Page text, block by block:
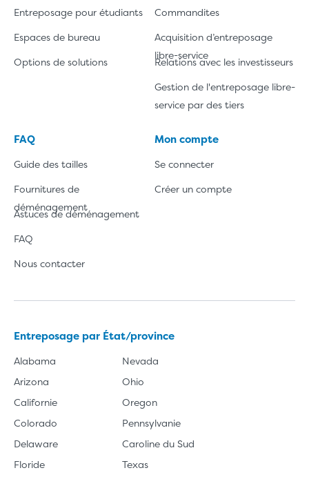
Entreposage pour étudiants
Espaces de bureau
Options de solutions
Commandites
Acquisition d’entreposage
libre-service
Relations avec les investisseurs
Gestion de l'entreposage libre-
service par des tiers
FAQ
Guide des tailles
Fournitures de
déménagement
Astuces de déménagement
FAQ
Nous contacter
Mon compte
Se connecter
Créer un compte
Entreposage par État/province
Alabama
Arizona
Californie
Colorado
Delaware
Floride
Nevada
Ohio
Oregon
Pennsylvanie
Caroline du Sud
Texas